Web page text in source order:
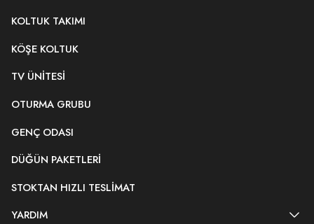
KOLTUK TAKIMI
KÖŞE KOLTUK
TV ÜNITESI
OTURMA GRUBU
GENÇ ODASI
DÜĞÜN PAKETLERI
STOKTAN HIZLI TESLIMAT
YARDIM